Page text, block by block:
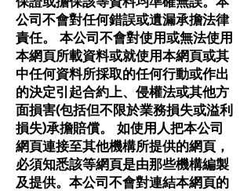
公司不會對任何錯誤或遺漏承擔法律
責任。 本公司不會對使用或無法使用
本網頁所載資料或就使用本網頁或其
中任何資料所採取的任何行動或作出
的決定引起合約上、侵權法或其他方
面損害(包括但不限於業務損失或溢利
損失)承擔賠償。 如使用人把本公司
網頁連接至其他機構所提供的網頁，
必須知悉該等網頁是由那些機構編製
及提供。本公司不會對連結本網頁的